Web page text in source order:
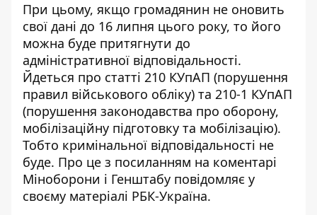
При цьому, якщо громадянин не оновить
свої дані до 16 липня цього року, то його
можна буде притягнути до
адміністративної відповідальності.
Йдеться про статті 210 КУпАП (порушення
правил військового обліку) та 210-1 КУпАП
(порушення законодавства про оборону,
мобілізаційну підготовку та мобілізацію).
Тобто кримінальної відповідальності не
буде. Про це з посиланням на коментарі
Міноборони і Генштабу повідомляє у
своєму матеріалі РБК-Україна.